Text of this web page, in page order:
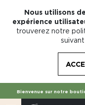
Nous utilisons
expérience
trouverez notre
Bienvenue sur notre